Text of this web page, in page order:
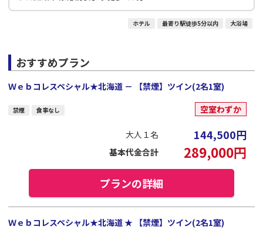
ホテル 最寄り駅徒歩5分以内 大浴場
おすすめプラン
Ｗｅｂコレスペシャル★北海道 － 【禁煙】ツイン(2名1室)
禁煙 食事なし 空室わずか
大人１名 144,500円
基本代金合計 289,000円
プランの詳細
Ｗｅｂコレスペシャル★北海道 ★ 【禁煙】ツイン(2名1室)